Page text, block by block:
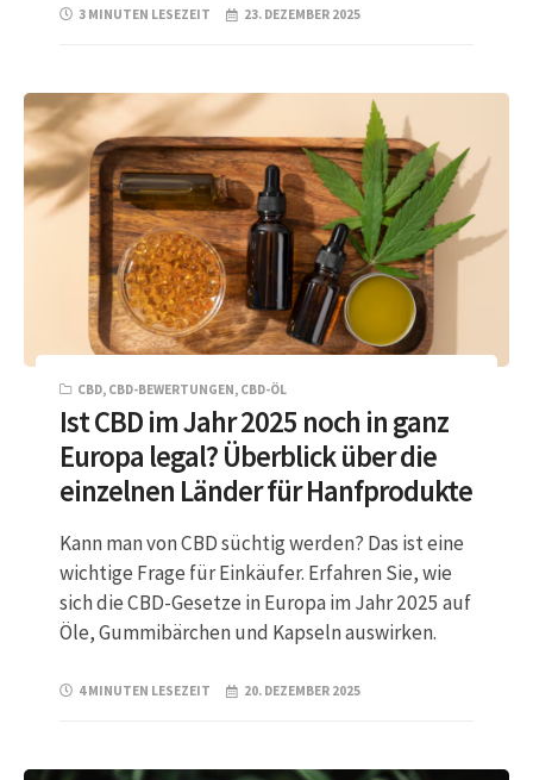
3 MINUTEN LESEZEIT 23. DEZEMBER 2025
CBD, CBD-BEWERTUNGEN, CBD-ÖL
Ist CBD im Jahr 2025 noch in ganz
Europa legal? Überblick über die
einzelnen Länder für Hanfprodukte
Kann man von CBD süchtig werden? Das ist eine
wichtige Frage für Einkäufer. Erfahren Sie, wie
sich die CBD-Gesetze in Europa im Jahr 2025 auf
Öle, Gummibärchen und Kapseln auswirken.
4 MINUTEN LESEZEIT 20. DEZEMBER 2025